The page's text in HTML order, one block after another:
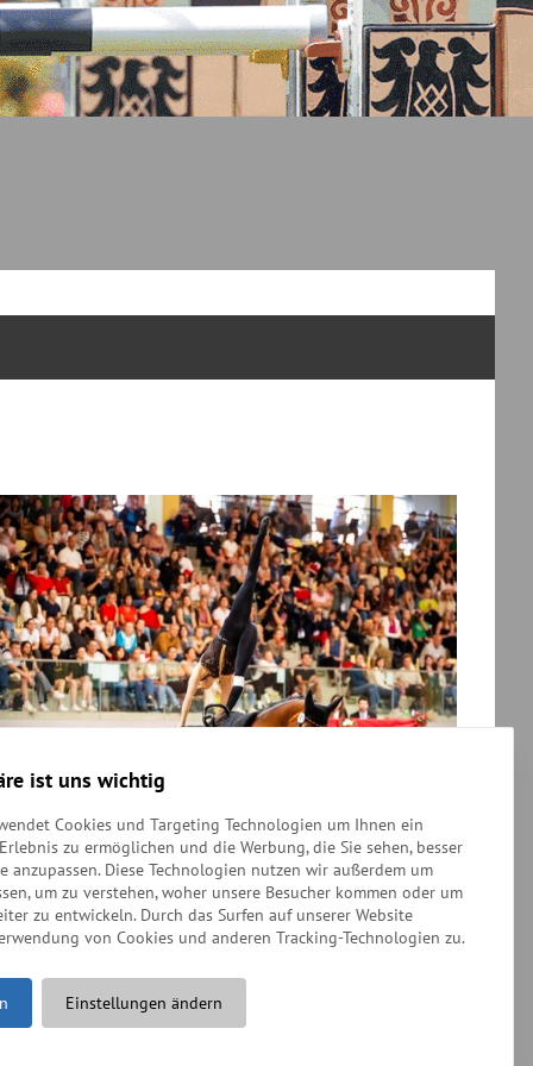
Foto: FEI/Lukasz Kowalski
riesig gefreut. Im ersten Moment war es aber
und wussten gar nicht so richtig, wie wir
Archiv)
ist uns wichtig
Cookies und Targeting Technologien um Ihnen ein
zu ermöglichen und die Werbung, die Sie sehen, besser
anzupassen. Diese Technologien nutzen wir außerdem um
um zu verstehen, woher unsere Besucher kommen oder um
zu entwickeln. Durch das Surfen auf unserer Website
von Cookies und anderen Tracking-Technologien zu.
Einstellungen ändern